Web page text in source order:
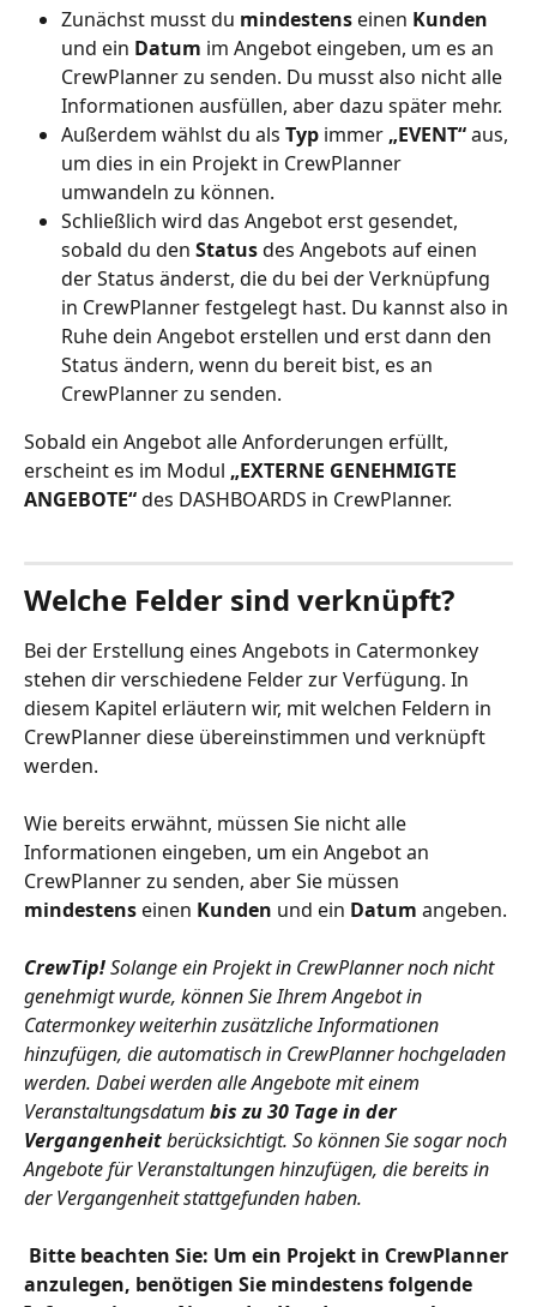
Zunächst musst du mindestens einen Kunden
und ein Datum im Angebot eingeben, um es an
CrewPlanner zu senden. Du musst also nicht alle
Informationen ausfüllen, aber dazu später mehr.
Außerdem wählst du als Typ immer „EVENT“ aus,
um dies in ein Projekt in CrewPlanner
umwandeln zu können.
Schließlich wird das Angebot erst gesendet,
sobald du den Status des Angebots auf einen
der Status änderst, die du bei der Verknüpfung
in CrewPlanner festgelegt hast. Du kannst also in
Ruhe dein Angebot erstellen und erst dann den
Status ändern, wenn du bereit bist, es an
CrewPlanner zu senden.
Sobald ein Angebot alle Anforderungen erfüllt,
erscheint es im Modul „EXTERNE GENEHMIGTE
ANGEBOTE“ des DASHBOARDS in CrewPlanner.
Welche Felder sind verknüpft?
Bei der Erstellung eines Angebots in Catermonkey
stehen dir verschiedene Felder zur Verfügung. In
diesem Kapitel erläutern wir, mit welchen Feldern in
CrewPlanner diese übereinstimmen und verknüpft
werden.
Wie bereits erwähnt, müssen Sie nicht alle
Informationen eingeben, um ein Angebot an
CrewPlanner zu senden, aber Sie müssen
mindestens einen Kunden und ein Datum angeben.
CrewTip! Solange ein Projekt in CrewPlanner noch nicht
genehmigt wurde, können Sie Ihrem Angebot in
Catermonkey weiterhin zusätzliche Informationen
hinzufügen, die automatisch in CrewPlanner hochgeladen
werden. Dabei werden alle Angebote mit einem
Veranstaltungsdatum bis zu 30 Tage in der
Vergangenheit berücksichtigt. So können Sie sogar noch
Angebote für Veranstaltungen hinzufügen, die bereits in
der Vergangenheit stattgefunden haben.
Bitte beachten Sie: Um ein Projekt in CrewPlanner
anzulegen, benötigen Sie mindestens folgende